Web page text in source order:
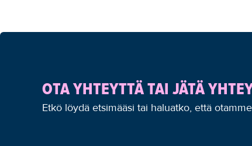
OTA YHTEYTTÄ TAI JÄTÄ
Etkö löydä etsimääsi tai haluatko, että